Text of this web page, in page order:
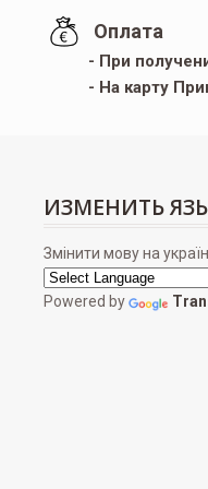
Оплата
- При
- На карту
ИЗМЕНИТЬ
Змінити мову на
Powered by